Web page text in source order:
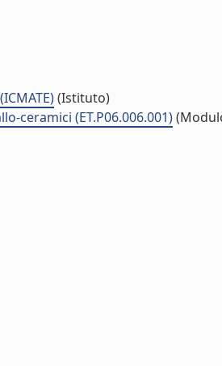
(Istituto)
ceramici (ET.P06.006.001)